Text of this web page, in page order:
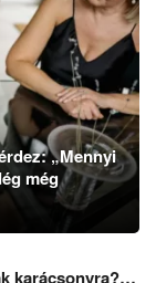
„Mennyi
még
karácsonyra?…